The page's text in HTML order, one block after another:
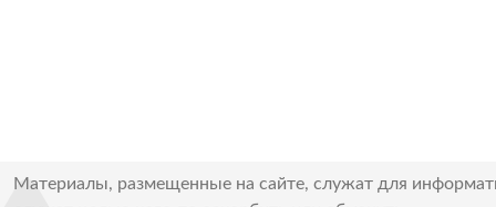
Материалы, размещенные на сайте, служат для